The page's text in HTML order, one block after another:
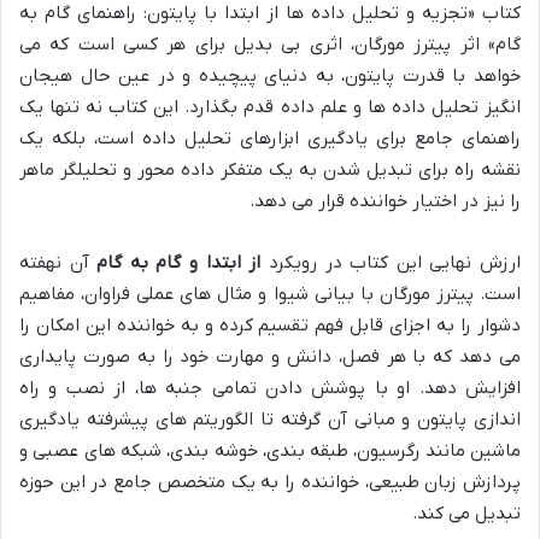
کتاب «تجزیه و تحلیل داده ها از ابتدا با پایتون: راهنمای گام به
گام» اثر پیترز مورگان، اثری بی بدیل برای هر کسی است که می
خواهد با قدرت پایتون، به دنیای پیچیده و در عین حال هیجان
انگیز تحلیل داده ها و علم داده قدم بگذارد. این کتاب نه تنها یک
راهنمای جامع برای یادگیری ابزارهای تحلیل داده است، بلکه یک
نقشه راه برای تبدیل شدن به یک متفکر داده محور و تحلیلگر ماهر
را نیز در اختیار خواننده قرار می دهد.
ارزش نهایی این کتاب در رویکرد از ابتدا و گام به گامآن نهفته
است. پیترز مورگان با بیانی شیوا و مثال های عملی فراوان، مفاهیم
دشوار را به اجزای قابل فهم تقسیم کرده و به خواننده این امکان را
می دهد که با هر فصل، دانش و مهارت خود را به صورت پایداری
افزایش دهد. او با پوشش دادن تمامی جنبه ها، از نصب و راه
اندازی پایتون و مبانی آن گرفته تا الگوریتم های پیشرفته یادگیری
ماشین مانند رگرسیون، طبقه بندی، خوشه بندی، شبکه های عصبی و
پردازش زبان طبیعی، خواننده را به یک متخصص جامع در این حوزه
تبدیل می کند.